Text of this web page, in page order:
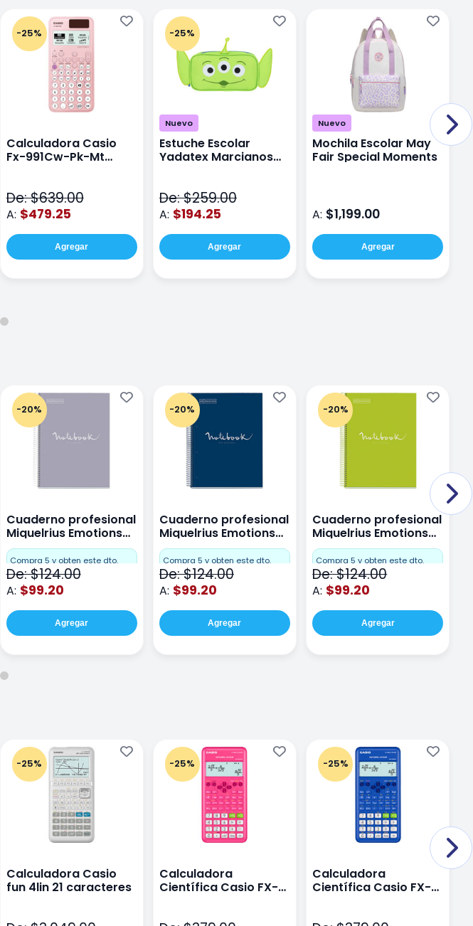
-25%
Calculadora Casio
Fx-991Cw-Pk-Mt
De: $639.00
A: $479.25
Agregar
-25%
Nuevo
Estuche Escolar
Yadatex Marcianos
De: $259.00
A: $194.25
Agregar
Nuevo
Mochila Escolar May
Fair Special Moments
A: $1,199.00
Agregar
-20%
Cuaderno profesional
Miquelrius Emotions
raya 80 hojas Gris
Compra 5 y obten este dto.
De: $124.00
A: $99.20
Agregar
-20%
Cuaderno profesional
Miquelrius Emotions
Dots 80 hojas
Compra 5 y obten este dto.
De: $124.00
A: $99.20
Agregar
-20%
Cuaderno profesional
Miquelrius Emotions
Dots 80 hojas Lima
Compra 5 y obten este dto.
De: $124.00
A: $99.20
Agregar
-25%
Calculadora Casio
fun 4lin 21 caracteres
-25%
Calculadora
Científica Casio FX-
-25%
Calculadora
Científica Casio FX-